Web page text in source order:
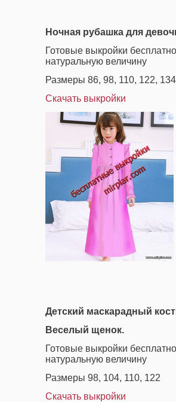
Ночная рубашка для
Готовые выкройки
натуральную величину
Размеры 86, 98, 110, 122, 134
Скачать выкройки
Детский маскарадный
Веселый щенок.
Готовые выкройки
натуральную величину
Размеры 98, 104, 110, 122
Скачать выкройки